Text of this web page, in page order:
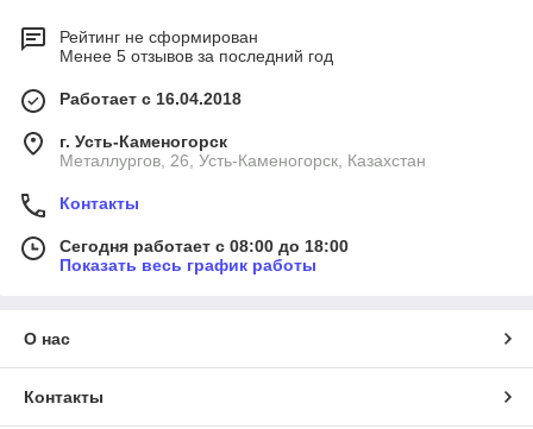
Рейтинг не сформирован
Менее 5 отзывов за последний год
Работает с 16.04.2018
г. Усть-Каменогорск
Металлургов, 26, Усть-Каменогорск, Казахстан
Контакты
Сегодня работает с 08:00 до 18:00
Показать весь график работы
О нас
Контакты